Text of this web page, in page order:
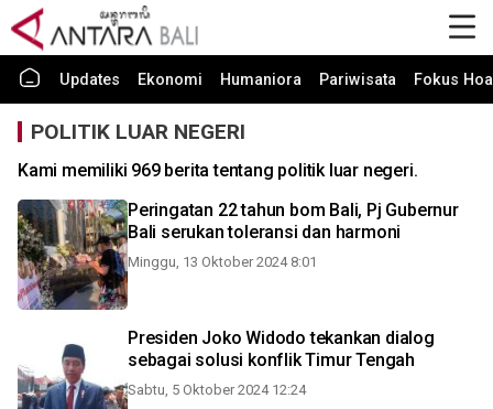
Updates Ekonomi Humaniora Pariwisata Fokus
POLITIK LUAR NEGERI
Kami memiliki 969 berita tentang politik luar negeri.
Peringatan 22 tahun bom Bali, Pj Gubernur
Bali serukan toleransi dan harmoni
Minggu, 13 Oktober 2024 8:01
Presiden Joko Widodo tekankan dialog
sebagai solusi konflik Timur Tengah
Sabtu, 5 Oktober 2024 12:24